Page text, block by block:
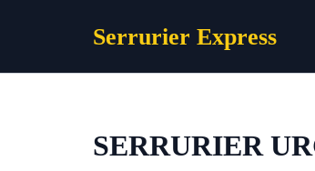
Serrurier Express
SERRURIER